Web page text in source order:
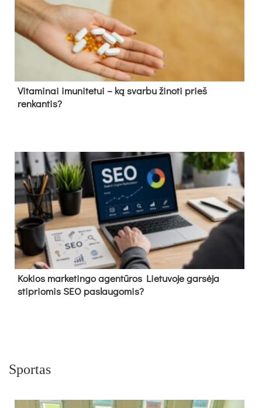
Vitaminai imunitetui – ką svarbu žinoti prieš
renkantis?
Kokios marketingo agentūros Lietuvoje garsėja
stipriomis SEO paslaugomis?
Sportas